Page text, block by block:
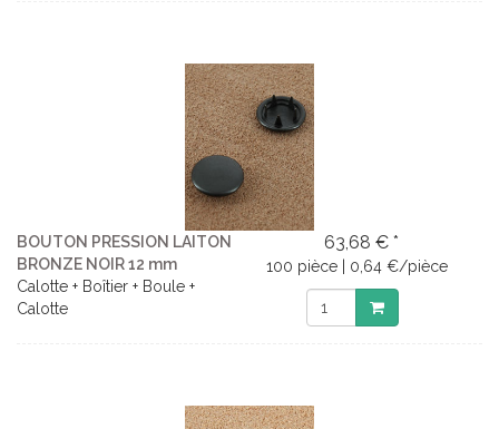
BOUTON PRESSION LAITON
BRONZE NOIR 12 mm
Calotte + Boîtier + Boule +
Calotte
63,68 € *
100 pièce | 0,64 €/pièce